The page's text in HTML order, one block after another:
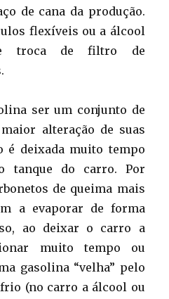
de cana da produção.
flexíveis ou a álcool
troca de filtro de
ser um conjunto de
alteração de suas
é deixada muito tempo
tanque do carro. Por
de queima mais
a evaporar de forma
ao deixar o carro a
muito tempo ou
gasolina “velha” pelo
(no carro a álcool ou